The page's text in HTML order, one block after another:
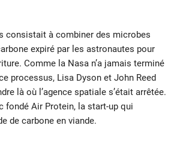
consistait à combiner des microbes
expiré par les astronautes pour
Comme la Nasa n’a jamais terminé
processus, Lisa Dyson et John Reed
là où l’agence spatiale s’était arrêtée.
fondé Air Protein, la start-up qui
de carbone en viande.